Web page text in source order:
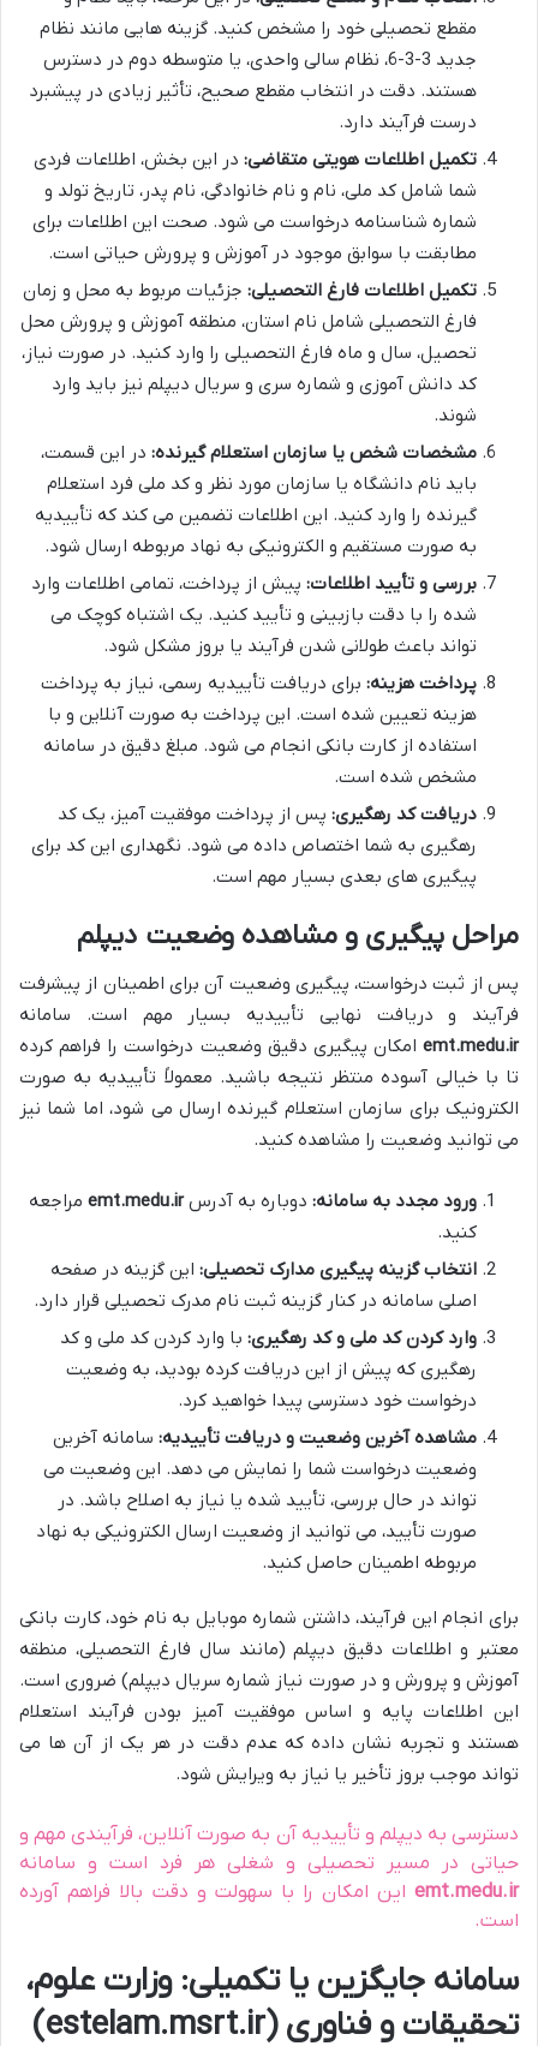
مقطع تحصیلی خود را مشخص کنید. گزینه هایی مانند نظام
جدید 3-3-6، نظام سالی واحدی، یا متوسطه دوم در دسترس
هستند. دقت در انتخاب مقطع صحیح، تأثیر زیادی در پیشبرد
درست فرآیند دارد.
تکمیل اطلاعات هویتی متقاضی: در این بخش، اطلاعات فردی
شما شامل کد ملی، نام و نام خانوادگی، نام پدر، تاریخ تولد و
شماره شناسنامه درخواست می شود. صحت این اطلاعات برای
مطابقت با سوابق موجود در آموزش و پرورش حیاتی است.
تکمیل اطلاعات فارغ التحصیلی: جزئیات مربوط به محل و زمان
فارغ التحصیلی شامل نام استان، منطقه آموزش و پرورش محل
تحصیل، سال و ماه فارغ التحصیلی را وارد کنید. در صورت نیاز،
کد دانش آموزی و شماره سری و سریال دیپلم نیز باید وارد
شوند.
مشخصات شخص یا سازمان استعلام گیرنده: در این قسمت،
باید نام دانشگاه یا سازمان مورد نظر و کد ملی فرد استعلام
گیرنده را وارد کنید. این اطلاعات تضمین می کند که تأییدیه
به صورت مستقیم و الکترونیکی به نهاد مربوطه ارسال شود.
بررسی و تأیید اطلاعات: پیش از پرداخت، تمامی اطلاعات وارد
شده را با دقت بازبینی و تأیید کنید. یک اشتباه کوچک می
تواند باعث طولانی شدن فرآیند یا بروز مشکل شود.
پرداخت هزینه: برای دریافت تأییدیه رسمی، نیاز به پرداخت
هزینه تعیین شده است. این پرداخت به صورت آنلاین و با
استفاده از کارت بانکی انجام می شود. مبلغ دقیق در سامانه
مشخص شده است.
دریافت کد رهگیری: پس از پرداخت موفقیت آمیز، یک کد
رهگیری به شما اختصاص داده می شود. نگهداری این کد برای
پیگیری های بعدی بسیار مهم است.
مراحل پیگیری و مشاهده وضعیت دیپلم
پس از ثبت درخواست، پیگیری وضعیت آن برای اطمینان از پیشرفت
فرآیند و دریافت نهایی تأییدیه بسیار مهم است. سامانه
emt.medu.ir امکان پیگیری دقیق وضعیت درخواست را فراهم کرده
تا با خیالی آسوده منتظر نتیجه باشید. معمولاً تأییدیه به صورت
الکترونیک برای سازمان استعلام گیرنده ارسال می شود، اما شما نیز
می توانید وضعیت را مشاهده کنید.
ورود مجدد به سامانه: دوباره به آدرسemt.medu.ir مراجعه
کنید.
انتخاب گزینه پیگیری مدارک تحصیلی: این گزینه در صفحه
اصلی سامانه در کنار گزینه ثبت نام مدرک تحصیلی قرار دارد.
وارد کردن کد ملی و کد رهگیری: با وارد کردن کد ملی و کد
رهگیری که پیش از این دریافت کرده بودید، به وضعیت
درخواست خود دسترسی پیدا خواهید کرد.
مشاهده آخرین وضعیت و دریافت تأییدیه: سامانه آخرین
وضعیت درخواست شما را نمایش می دهد. این وضعیت می
تواند در حال بررسی، تأیید شده یا نیاز به اصلاح باشد. در
صورت تأیید، می توانید از وضعیت ارسال الکترونیکی به نهاد
مربوطه اطمینان حاصل کنید.
برای انجام این فرآیند، داشتن شماره موبایل به نام خود، کارت بانکی
معتبر و اطلاعات دقیق دیپلم (مانند سال فارغ التحصیلی، منطقه
آموزش و پرورش و در صورت نیاز شماره سریال دیپلم) ضروری است.
این اطلاعات پایه و اساس موفقیت آمیز بودن فرآیند استعلام
هستند و تجربه نشان داده که عدم دقت در هر یک از آن ها می
تواند موجب بروز تأخیر یا نیاز به ویرایش شود.
دسترسی به دیپلم و تأییدیه آن به صورت آنلاین، فرآیندی مهم و
حیاتی در مسیر تحصیلی و شغلی هر فرد است و سامانه
emt.medu.ir این امکان را با سهولت و دقت بالا فراهم آورده
است.
سامانه جایگزین یا تکمیلی: وزارت علوم،
تحقیقات و فناوری (estelam.msrt.ir)